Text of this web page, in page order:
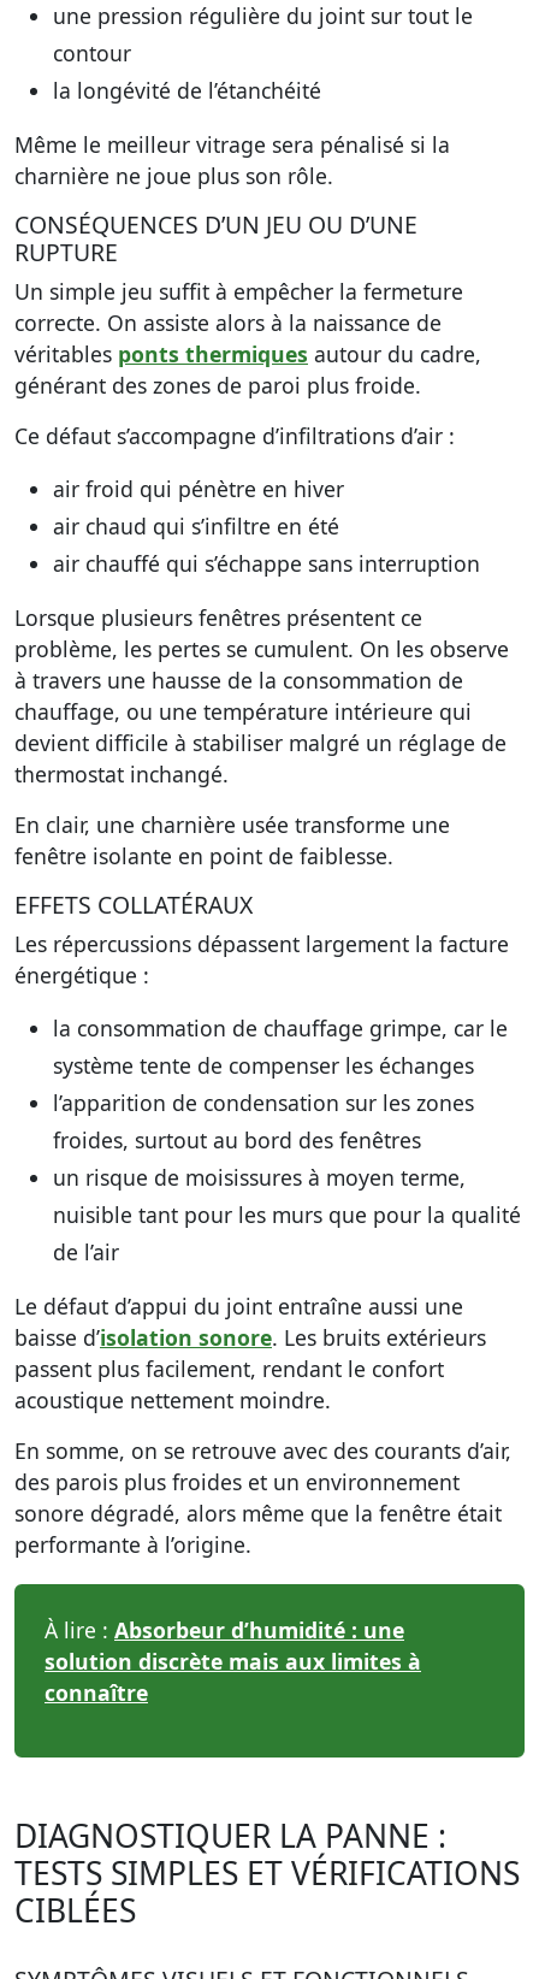
une pression régulière du joint sur tout le
contour
la longévité de l’étanchéité
Même le meilleur vitrage sera pénalisé si la
charnière ne joue plus son rôle.
CONSÉQUENCES D’UN JEU OU D’UNE
RUPTURE
Un simple jeu suffit à empêcher la fermeture
correcte. On assiste alors à la naissance de
véritables ponts thermiques autour du cadre,
générant des zones de paroi plus froide.
Ce défaut s’accompagne d’infiltrations d’air :
air froid qui pénètre en hiver
air chaud qui s’infiltre en été
air chauffé qui s’échappe sans interruption
Lorsque plusieurs fenêtres présentent ce
problème, les pertes se cumulent. On les observe
à travers une hausse de la consommation de
chauffage, ou une température intérieure qui
devient difficile à stabiliser malgré un réglage de
thermostat inchangé.
En clair, une charnière usée transforme une
fenêtre isolante en point de faiblesse.
EFFETS COLLATÉRAUX
Les répercussions dépassent largement la facture
énergétique :
la consommation de chauffage grimpe, car le
système tente de compenser les échanges
l’apparition de condensation sur les zones
froides, surtout au bord des fenêtres
un risque de moisissures à moyen terme,
nuisible tant pour les murs que pour la qualité
de l’air
Le défaut d’appui du joint entraîne aussi une
baisse d’isolation sonore. Les bruits extérieurs
passent plus facilement, rendant le confort
acoustique nettement moindre.
En somme, on se retrouve avec des courants d’air,
des parois plus froides et un environnement
sonore dégradé, alors même que la fenêtre était
performante à l’origine.
À lire : Absorbeur d’humidité : une
solution discrète mais aux limites à
connaître
DIAGNOSTIQUER LA PANNE :
TESTS SIMPLES ET VÉRIFICATIONS
CIBLÉES